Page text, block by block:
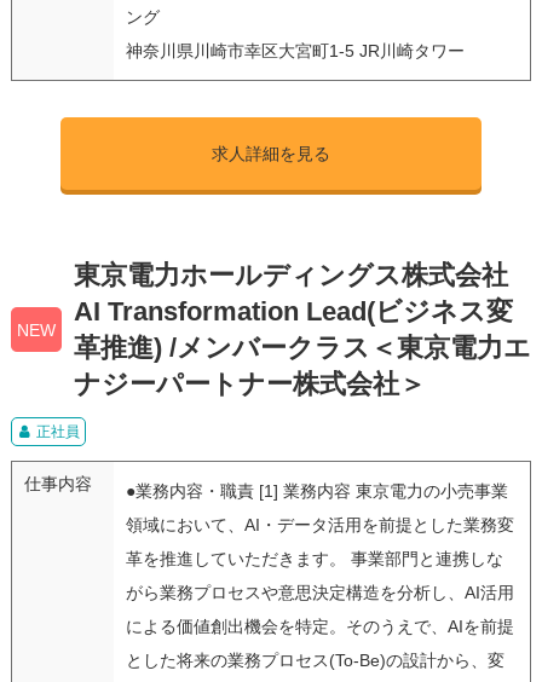
ング
神奈川県川崎市幸区大宮町1-5 JR川崎タワー
求人詳細を見る
NEW
東京電力ホールディングス株式会社
AI Transformation Lead(ビジネス変
革推進) /メンバークラス＜東京電力エ
ナジーパートナー株式会社＞
正社員
仕事内容
●業務内容・職責 [1] 業務内容 東京電力の小売事業
領域において、AI・データ活用を前提とした業務変
革を推進していただきます。 事業部門と連携しな
がら業務プロセスや意思決定構造を分析し、AI活用
による価値創出機会を特定。そのうえで、AIを前提
とした将来の業務プロセス(To-Be)の設計から、変